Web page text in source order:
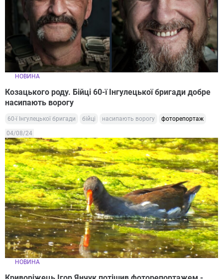
НОВИНА
Козацького роду. Бійці 60-ї Інгулецької бригади добре
насипають ворогу
60-ї Інгулецької бригади бійці насипають ворогу фоторепортаж
04/08/24
НОВИНА